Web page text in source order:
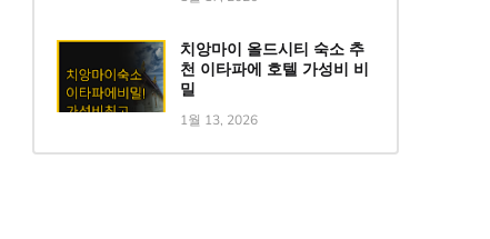
치앙마이 올드시티 숙소 추
천 이타파에 호텔 가성비 비
밀
1월 13, 2026